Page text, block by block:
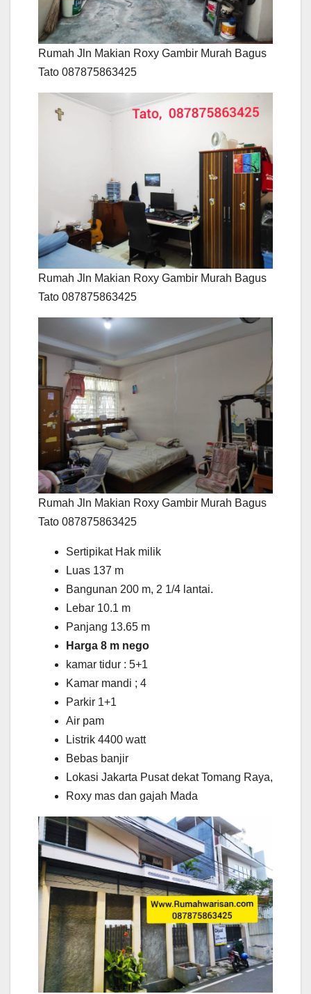
Rumah Jln Makian Roxy Gambir Murah Bagus
Tato 087875863425
Rumah Jln Makian Roxy Gambir Murah Bagus
Tato 087875863425
Rumah Jln Makian Roxy Gambir Murah Bagus
Tato 087875863425
Sertipikat Hak milik
Luas 137 m
Bangunan 200 m, 2 1/4 lantai.
Lebar 10.1 m
Panjang 13.65 m
Harga 8 m nego
kamar tidur : 5+1
Kamar mandi ; 4
Parkir 1+1
Air pam
Listrik 4400 watt
Bebas banjir
Lokasi Jakarta Pusat dekat Tomang Raya,
Roxy mas dan gajah Mada